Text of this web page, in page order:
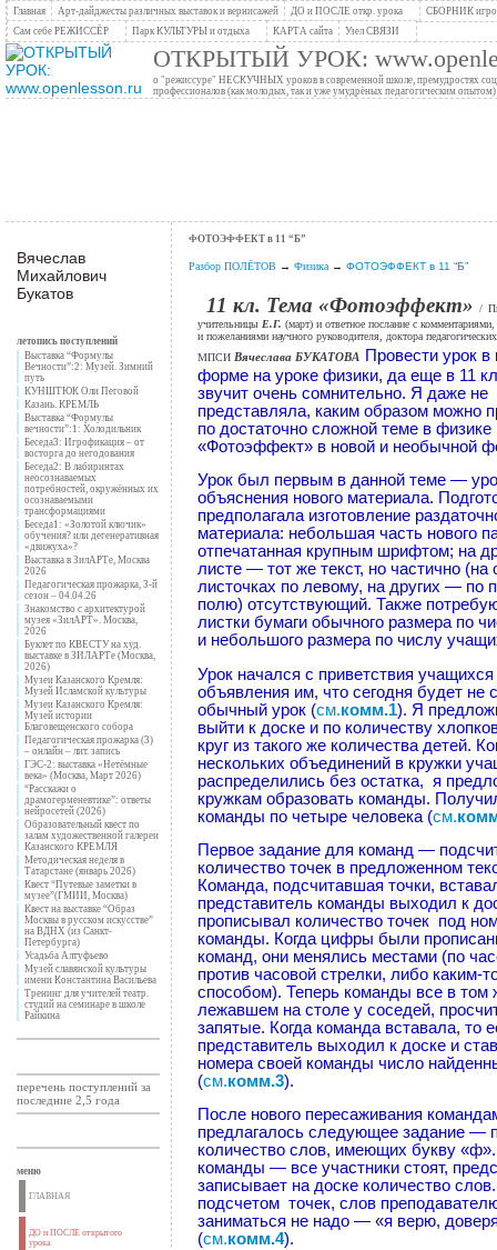
Главная Арт-дайджесты различных выставок и вернисажей ДО и ПОСЛЕ откр. урока
СБОРНИК
Сам себе РЕЖИССЁР
Парк КУЛЬТУРЫ и отдыха КАРТА сайта Узел СВЯЗИ
ОТКРЫТЫЙ УРОК:
о "режиссуре" НЕСКУЧНЫХ уроков в современной школе, премудростях
профессионалов (как молодых, так и уже умудрёных педагогическим опытом)
Вячеслав
Михайлович
Букатов
летопись поступлений
Выставка “Формулы
Вечности”:2: Музей. Зимний
путь
КУНШТЮК Оли Пеговой
Казань. КРЕМЛЬ
Выставка “Формулы
вечности”:1: Холодильник
Беседа3: Игрофикация – от
восторга до негодования
Беседа2: В лабиринтах
неосознаваемых
потребностей, окружённых их
осознаваемыми
трансформациями
Беседа1: «Золотой ключик»
обучения? или дегенеративная
«движуха»?
Выставка в ЗилАРТе, Москва
2026
Педагогическая прожарка, 3-й
сезон – 04.04.26
Знакомство с архитектурой
музея «ЗилАРТ». Москва,
2026
Буклет по КВЕСТУ на худ.
выставке в ЗИЛАРТе (Москва,
2026)
Музеи Казанского Кремля:
Музей Исламской культуры
Музеи Казанского Кремля:
Музей истории
Благовещенского собора
Педагогическая прожарка (3)
– онлайн – лит. запись
ГЭС-2: выставка «Нетёмные
века» (Москва, Март 2026)
“Расскажи о
драмогерменевтике”: ответы
нейросетей (2026)
Образовательный квест по
залам художественной галереи
Казанского КРЕМЛЯ
Методическая неделя в
Татарстане (январь 2026)
Квест “Путевые заметки в
музее”(ГМИИ, Москва)
Квест на выставке “Образ
Москвы в русском искусстве”
на ВДНХ (из Санкт-
Петербурга)
Усадьба Алтуфьево
Музей славянской культуры
имени Константина Васильева
Тренинг для учителей театр.
студий на семинаре в школе
Райкина
перечень поступлений за
последние 2,5 года
меню
ГЛАВНАЯ
ДО и ПОСЛЕ открытого
урока
ФОТОЭФФЕКТ в 11 “Б”
Разбор ПОЛЁТОВ→ Физика → ФОТОЭФФЕКТ в 11 “Б”
11 кл. Тема «Фотоэффект» /
учительницы Е.Г. (март) и ответное послание с
и пожеланиями научного руководителя, доктора
МПСИ Вячеслава БУКАТОВА
Провести урок в
форме на уроке физики, да еще в 11
звучит очень сомнительно. Я даже не
представляла, каким образом можно
по достаточно сложной теме в физике
«Фотоэффект» в новой и необычной
Урок был первым в данной теме —
объяснения нового материала.
предполагала изготовление
материала: небольшая часть нового
отпечатанная крупным шрифтом; на
листе — тот же текст, но частично (на
листочках по левому, на других — по
полю) отсутствующий. Также
листки бумаги обычного размера по
и небольшого размера по числу
Урок начался с приветствия учащихся
объявления им, что сегодня будет не
обычный урок (см.комм.1). Я
выйти к доске и по количеству
круг из такого же количества детей.
нескольких объединений в кружки
распределились без остатка, я
кружкам образовать команды.
команды по четыре человека (см.
Первое задание для команд —
количество точек в предложенном
Команда, подсчитавшая точки,
представитель команды выходил к
прописывал количество точек под
команды. Когда цифры были
команд, они менялись местами (по
против часовой стрелки, либо каким-
способом). Теперь команды все в том
лежавшем на столе у соседей,
запятые. Когда команда вставала, то
представитель выходил к доске и
номера своей команды число
(см.комм.3).
После нового пересаживания
предлагалось следующее задание —
количество слов, имеющих букву «ф».
команды — все участники стоят,
записывает на доске количество
подсчетом точек, слов
заниматься не надо — «я верю,
(см.комм.4).